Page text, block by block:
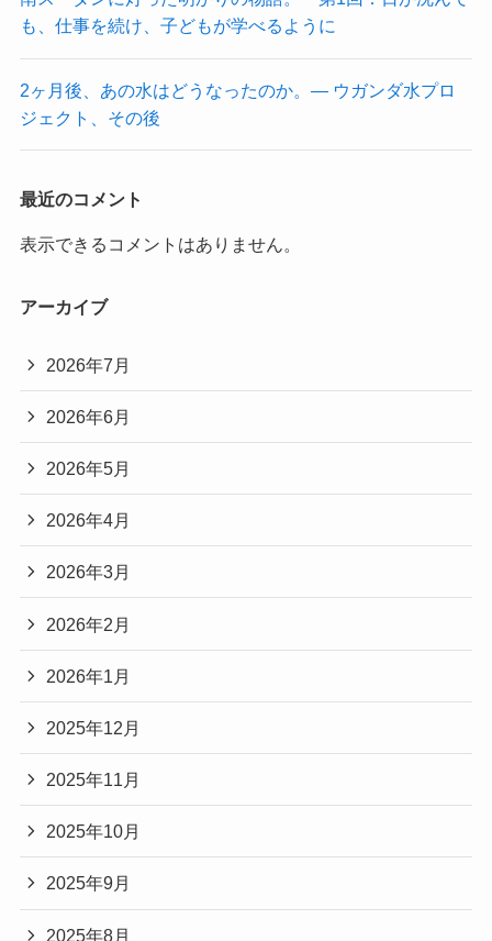
も、仕事を続け、子どもが学べるように
2ヶ月後、あの水はどうなったのか。― ウガンダ水プロ
ジェクト、その後
最近のコメント
表示できるコメントはありません。
アーカイブ
2026年7月
2026年6月
2026年5月
2026年4月
2026年3月
2026年2月
2026年1月
2025年12月
2025年11月
2025年10月
2025年9月
2025年8月